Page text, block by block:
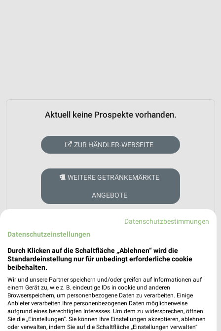
Aktuell keine Prospekte vorhanden.
ZUR HÄNDLER-WEBSEITE
WEITERE GETRÄNKEMÄRKTE
ANGEBOTE
weekli - Prospekte & Angebote App
Alle Markgrafen Angebote immer griffbereit – mit der
kostenlosen weekli App für iOS & Android.
✔Standortgenaue Angebote
Datenschutzbestimmungen
Datenschutzeinstellungen
Durch Klicken auf die Schaltfläche „Ablehnen“ wird die
Standardeinstellung nur für unbedingt erforderliche cookie
beibehalten.
Wir und unsere Partner speichern und/oder greifen auf Informationen auf
einem Gerät zu, wie z. B. eindeutige IDs in cookie und anderen
Browserspeichern, um personenbezogene Daten zu verarbeiten. Einige
Anbieter verarbeiten Ihre personenbezogenen Daten möglicherweise
aufgrund eines berechtigten Interesses. Um dem zu widersprechen, öffnen
Sie die „Einstellungen“. Sie können Ihre Einstellungen akzeptieren, ablehnen
oder verwalten, indem Sie auf die Schaltfläche „Einstellungen verwalten“